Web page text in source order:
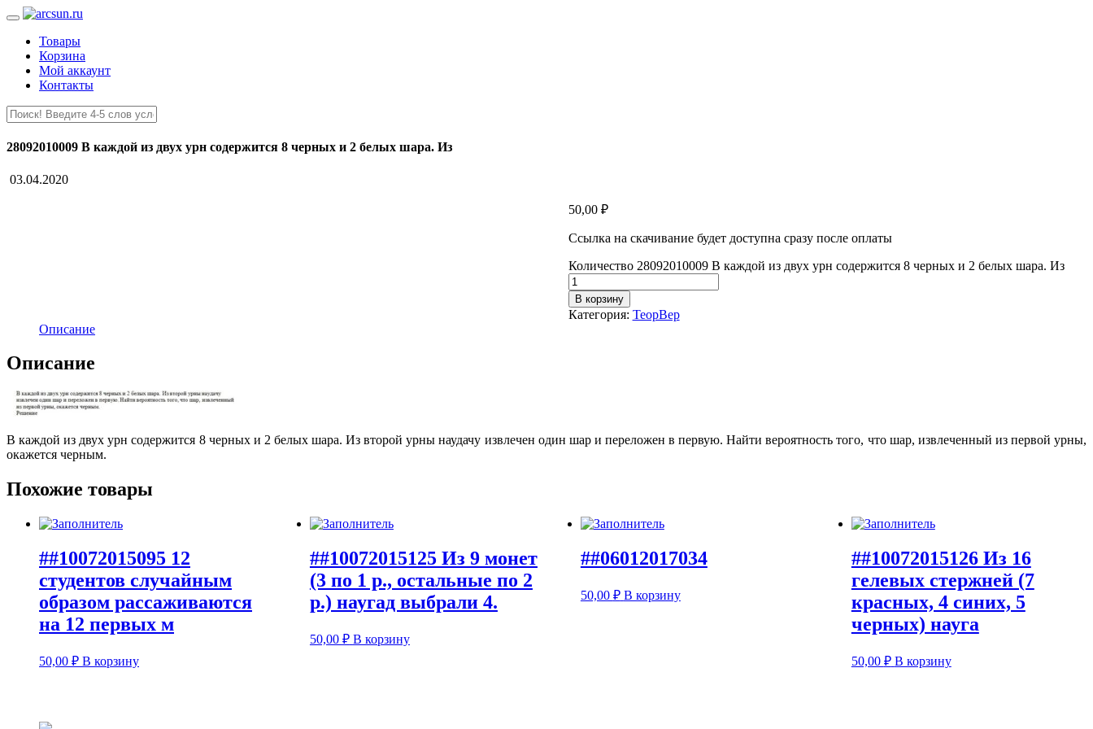
Товары
Корзина
Мой аккаунт
Контакты
28092010009 В каждой из двух урн содержится 8 черных и 2 белых шара. Из
03.04.2020
50,00 ₽
Ссылка на скачивание будет доступна сразу после оплаты
Количество 28092010009 В каждой из двух урн содержится 8 черных и 2 белых шара. Из
В корзину
Категория: ТеорВер
Описание
Описание
В каждой из двух урн содержится 8 черных и 2 белых шара. Из второй урны наудачу извлечен один шар и переложен в первую. Найти вероятность того, что шар, извлеченный из первой урны,
окажется черным.
Похожие товары
##10072015095 12
студентов случайным
образом рассаживаются
на 12 первых м
50,00 ₽ В корзину
##10072015125 Из 9 монет
(3 по 1 р., остальные по 2
р.) наугад выбрали 4.
50,00 ₽ В корзину
##06012017034
50,00 ₽ В корзину
##10072015126 Из 16
гелевых стержней (7
красных, 4 синих, 5
черных) науга
50,00 ₽ В корзину